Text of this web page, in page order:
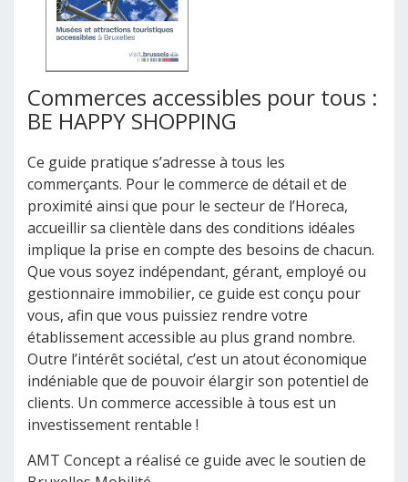
Commerces accessibles pour tous :
BE HAPPY SHOPPING
Ce guide pratique s’adresse à tous les
commerçants. Pour le commerce de détail et de
proximité ainsi que pour le secteur de l’Horeca,
accueillir sa clientèle dans des conditions idéales
implique la prise en compte des besoins de chacun.
Que vous soyez indépendant, gérant, employé ou
gestionnaire immobilier, ce guide est conçu pour
vous, afin que vous puissiez rendre votre
établissement accessible au plus grand nombre.
Outre l’intérêt sociétal, c’est un atout économique
indéniable que de pouvoir élargir son potentiel de
clients. Un commerce accessible à tous est un
investissement rentable !
AMT Concept a réalisé ce guide avec le soutien de